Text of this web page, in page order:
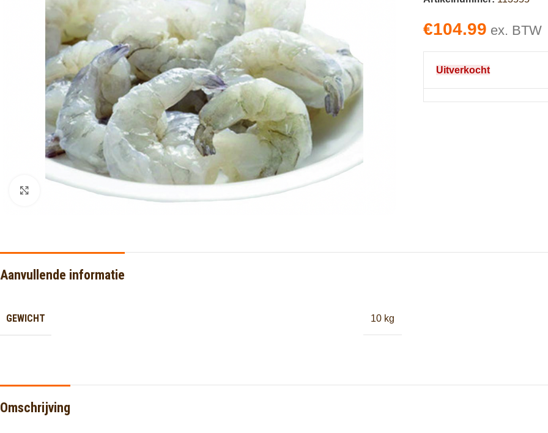
Click to enlarge
€104.99 ex. BTW
Uitverkocht
Aanvullende informatie
GEWICHT 10 kg
Omschrijving